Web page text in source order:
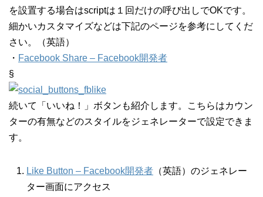
を設置する場合はscriptは１回だけの呼び出しでOKです。
細かいカスタマイズなどは下記のページを参考にしてくだ
さい。（英語）
・ Facebook Share – Facebook開発者
§
続いて「いいね！」ボタンも紹介します。こちらはカウン
ターの有無などのスタイルをジェネレーターで設定できま
す。
Like Button – Facebook開発者 （英語）のジェネレー
ター画面にアクセス